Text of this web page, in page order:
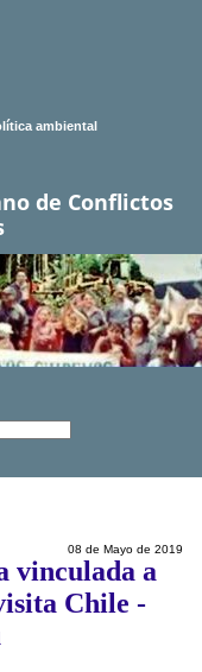
ambiental
de Conflictos
08 de Mayo de 2019
vinculada a
Chile -